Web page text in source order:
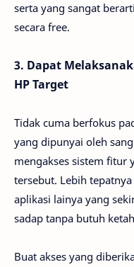
serta yang sangat
secara free.
3. Dapat
HP Target
Tidak cuma berfokus
yang dipunyai oleh
mengakses sistem fitur
tersebut. Lebih
aplikasi lainya yang
sadap tanpa butuh
Buat akses yang